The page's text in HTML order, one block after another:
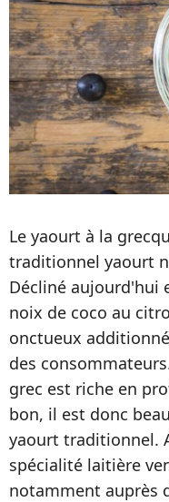
Le yaourt à la
traditionnel yaourt
Décliné aujourd'hui
noix de coco au
onctueux
des
grec est riche en
bon, il est donc
yaourt traditionnel.
spécialité laitière
notamment auprès